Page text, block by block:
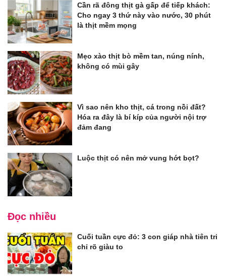
Cần rã đông thịt gà gấp để tiếp khách:
Cho ngay 3 thứ này vào nước, 30 phút
là thịt mềm mọng
Mẹo xào thịt bò mềm tan, núng nính,
không có mùi gây
Vì sao nên kho thịt, cá trong nồi đất?
Hóa ra đây là bí kíp của người nội trợ
đảm đang
Luộc thịt có nên mở vung hớt bọt?
Đọc nhiều
Cuối tuần cực đỏ: 3 con giáp nhà tiên tri
chỉ rõ giàu to